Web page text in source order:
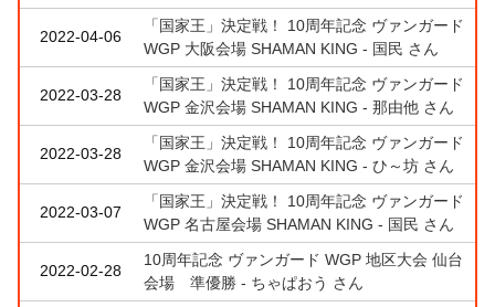
2022-04-06
「国家王」決定戦！ 10周年記念 ヴァンガード
WGP 大阪会場 SHAMAN KING - 国民 さん
2022-03-28
「国家王」決定戦！ 10周年記念 ヴァンガード
WGP 金沢会場 SHAMAN KING - 那由他 さん
2022-03-28
「国家王」決定戦！ 10周年記念 ヴァンガード
WGP 金沢会場 SHAMAN KING - ひ～坊 さん
2022-03-07
「国家王」決定戦！ 10周年記念 ヴァンガード
WGP 名古屋会場 SHAMAN KING - 国民 さん
2022-02-28
10周年記念 ヴァンガード WGP 地区大会 仙台
会場 準優勝 - ちゃぱおう さん